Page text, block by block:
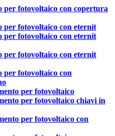
fotovoltaico con copertura
fotovoltaico con eternit
fotovoltaico con eternit
fotovoltaico con eternit
fotovoltaico con
per fotovoltaico
per fotovoltaico chiavi in
per fotovoltaico con